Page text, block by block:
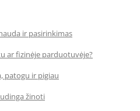
ir pasirinkimas
ar fizinėje parduotuvėje?
patogu ir pigiau
žinoti